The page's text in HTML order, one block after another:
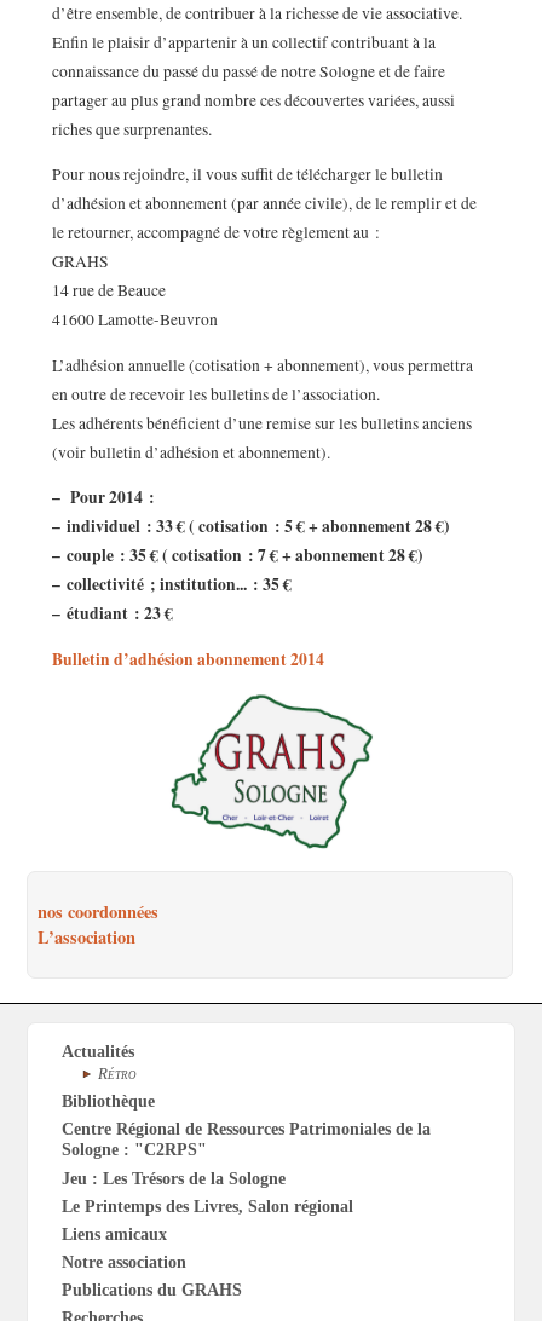
d’être ensemble, de contribuer à la richesse de vie associative.
Enfin le plaisir d’appartenir à un collectif contribuant à la
connaissance du passé du passé de notre Sologne et de faire
partager au plus grand nombre ces découvertes variées, aussi
riches que surprenantes.
Pour nous rejoindre, il vous suffit de télécharger le bulletin
d’adhésion et abonnement (par année civile), de le remplir et de
le retourner, accompagné de votre règlement au :
GRAHS
14 rue de Beauce
41600 Lamotte-Beuvron
L’adhésion annuelle (cotisation + abonnement), vous permettra
en outre de recevoir les bulletins de l’association.
Les adhérents bénéficient d’une remise sur les bulletins anciens
(voir bulletin d’adhésion et abonnement).
– Pour 2014 :
–individuel : 33 € ( cotisation : 5 € + abonnement 28 €)
–couple : 35 € ( cotisation : 7 € + abonnement 28 €)
–collectivité ; institution... : 35 €
–étudiant : 23 €
Bulletin d’adhésion abonnement 2014
nos coordonnées
L’association
Actualités
Rétro
Bibliothèque
Centre Régional de Ressources Patrimoniales de la
Sologne : "C2RPS"
Jeu : Les Trésors de la Sologne
Le Printemps des Livres, Salon régional
Liens amicaux
Notre association
Publications du GRAHS